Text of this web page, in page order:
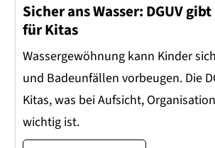
Sicher ans Wasser: DGUV
für Kitas
Wassergewöhnung kann Kinder
und Badeunfällen vorbeugen. Die
Kitas, was bei Aufsicht,
wichtig ist.